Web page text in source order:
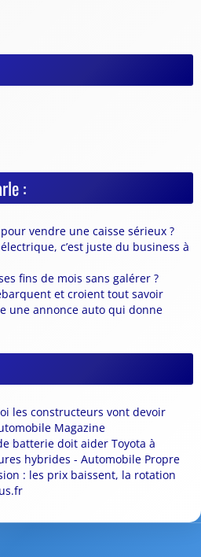
:
vendre une caisse sérieux ?
c’est juste du business à
fins de mois sans galérer ?
et croient tout savoir
une annonce auto qui donne
les constructeurs vont devoir
Magazine
batterie doit aider Toyota à
hybrides - Automobile Propre
: les prix baissent, la rotation